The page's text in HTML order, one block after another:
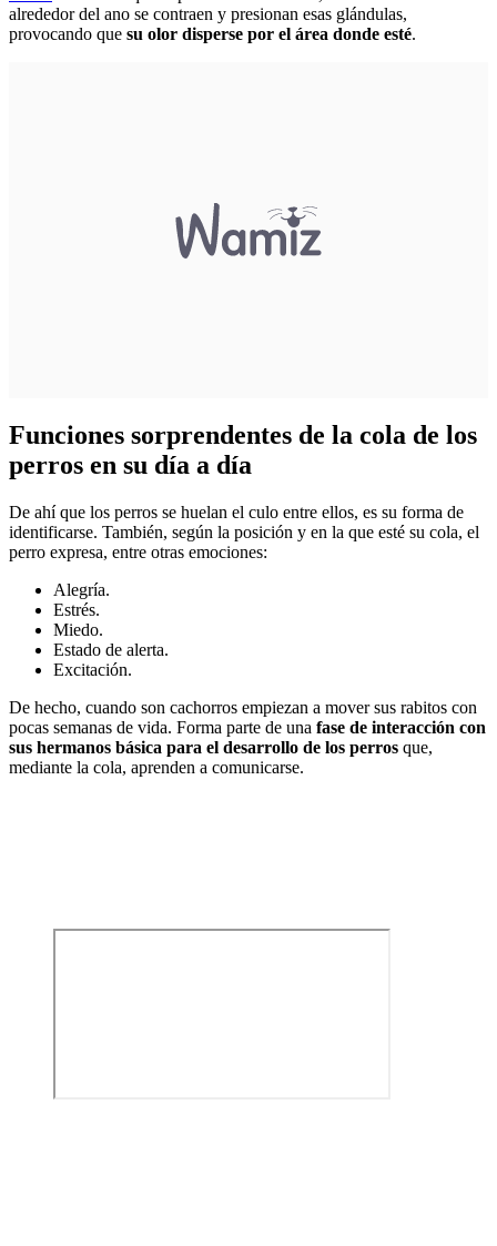
alrededor del ano se contraen y presionan esas glándulas,
provocando que su olor disperse por el área donde esté.
Funciones sorprendentes de la cola de los
perros en su día a día
De ahí que los perros se huelan el culo entre ellos, es su forma de
identificarse. También, según la posición y en la que esté su cola, el
perro expresa, entre otras emociones:
Alegría.
Estrés.
Miedo.
Estado de alerta.
Excitación.
De hecho, cuando son cachorros empiezan a mover sus rabitos con
pocas semanas de vida. Forma parte de una fase de interacción con
sus hermanos básica para el desarrollo de los perros que,
mediante la cola, aprenden a comunicarse.